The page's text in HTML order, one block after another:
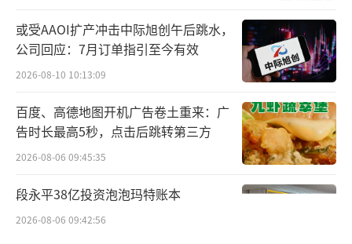
这次任命也标志着，自2018年小米相机部
独立建制以来，该部门正式迎来第四任负责
人。回顾历任：首任总经理朱丹（2018–202
任集团副总裁、手机部研发副总裁，现统管手
机整体研发，不再直管相机；
第二任易彦（2021–2023）作为首席影像
系统专家、二十大代表，主导了小米影像底层
或受AAOI扩产冲击中际旭创午后跳水，
公司回应：7月订单指引至今有效
2026-08-10 10:13:09
百度、高德地图开机广告卷土重来：广
告时长最高5秒，点击后跳转第三方
2026-08-06 09:45:35
段永平38亿投资泡泡玛特账本
2026-08-06 09:42:56